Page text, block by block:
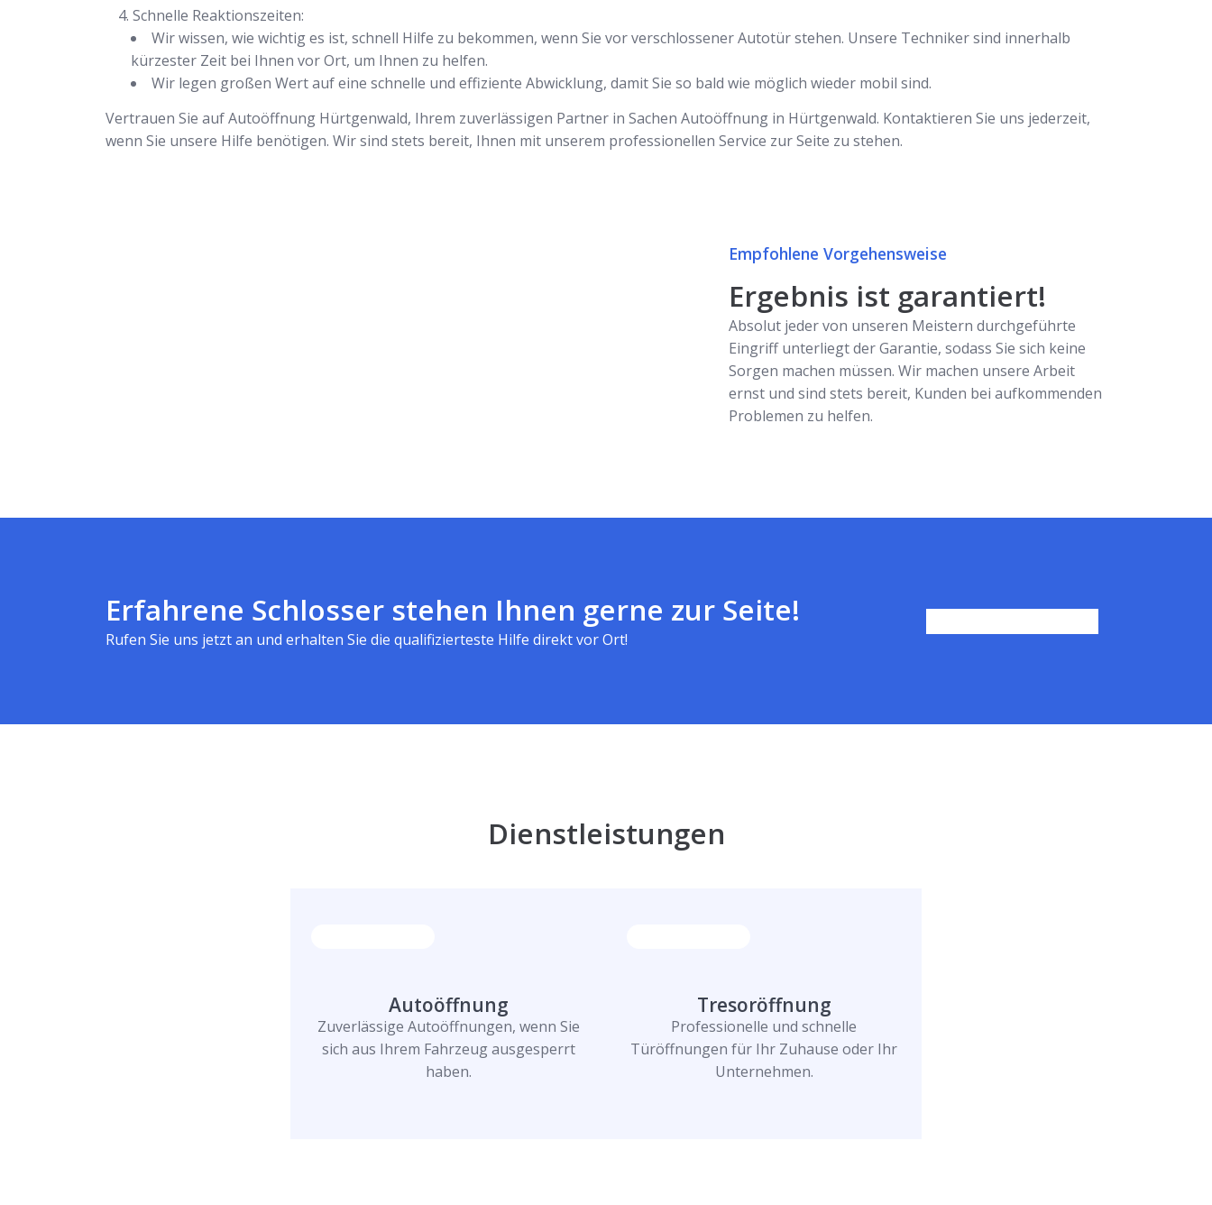
Schnelle Reaktionszeiten:
Wir wissen, wie wichtig es ist, schnell Hilfe zu bekommen, wenn Sie vor verschlossener Autotür stehen. Unsere Techniker sind innerhalb
kürzester Zeit bei Ihnen vor Ort, um Ihnen zu helfen.
Wir legen großen Wert auf eine schnelle und effiziente Abwicklung, damit Sie so bald wie möglich wieder mobil sind.
Vertrauen Sie auf Autoöffnung Hürtgenwald, Ihrem zuverlässigen Partner in Sachen Autoöffnung in Hürtgenwald. Kontaktieren Sie uns jederzeit,
wenn Sie unsere Hilfe benötigen. Wir sind stets bereit, Ihnen mit unserem professionellen Service zur Seite zu stehen.
Empfohlene Vorgehensweise
Ergebnis ist garantiert!
Absolut jeder von unseren Meistern durchgeführte
Eingriff unterliegt der Garantie, sodass Sie sich keine
Sorgen machen müssen. Wir machen unsere Arbeit
ernst und sind stets bereit, Kunden bei aufkommenden
Problemen zu helfen.
Erfahrene Schlosser stehen Ihnen gerne zur Seite!
Rufen Sie uns jetzt an und erhalten Sie die qualifizierteste Hilfe direkt vor Ort!
Dienstleistungen
Autoöffnung
Zuverlässige Autoöffnungen, wenn Sie
sich aus Ihrem Fahrzeug ausgesperrt
haben.
Tresoröffnung
Professionelle und schnelle
Türöffnungen für Ihr Zuhause oder Ihr
Unternehmen.